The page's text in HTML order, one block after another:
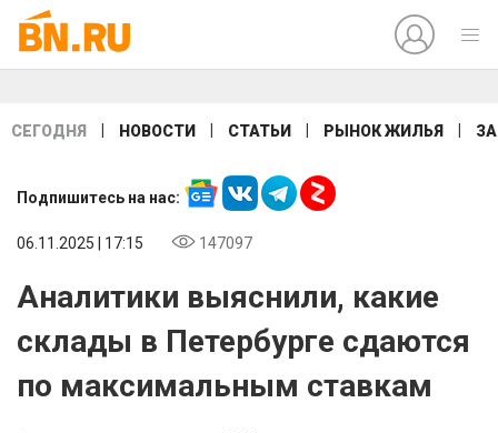
СЕГОДНЯ НОВОСТИ СТАТЬИ РЫНОК ЖИЛЬЯ
Подпишитесь на нас:
06.11.2025 | 17:15 147097
Аналитики выяснили, какие
склады в Петербурге сдаются
по максимальным ставкам